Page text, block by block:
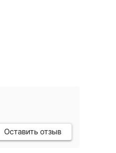
Оставить отзыв